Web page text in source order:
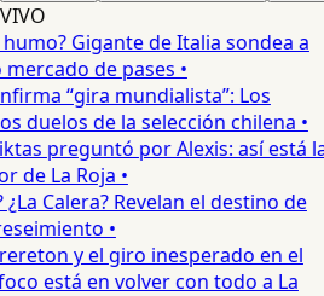
VIVO
Gigante de Italia sondea a
de pases •
“gira mundialista”: Los
duelos de la selección chilena •
preguntó por Alexis: así está la
de La Roja •
¿La Calera? Revelan el destino de
•
y el giro inesperado en el
está en volver con todo a La